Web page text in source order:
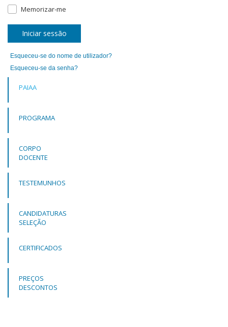
Memorizar-me
Iniciar sessão
Esqueceu-se do nome de utilizador?
Esqueceu-se da senha?
PAIAA
PROGRAMA
CORPO
DOCENTE
TESTEMUNHOS
CANDIDATURAS
SELEÇÃO
CERTIFICADOS
PREÇOS
DESCONTOS